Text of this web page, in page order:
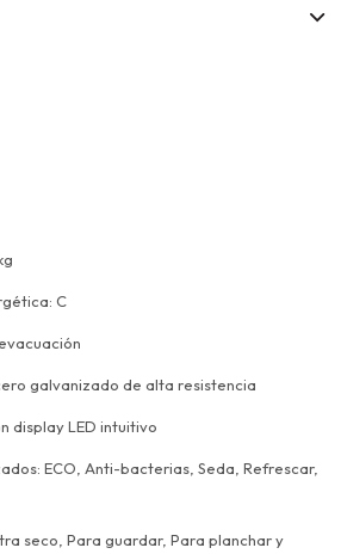
C
galvanizado de alta resistencia
display LED intuitivo
ECO, Anti-bacterias, Seda, Refrescar,
seco, Para guardar, Para planchar y